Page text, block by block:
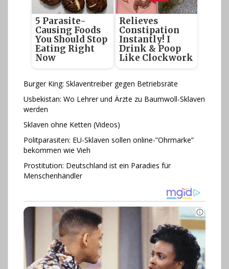
5 Parasite-
Causing Foods
You Should Stop
Eating Right
Now
Relieves
Constipation
Instantly! I
Drink & Poop
Like Clockwork
Burger King: Sklaventreiber gegen Betriebsräte
Usbekistan: Wo Lehrer und Ärzte zu Baumwoll-Sklaven
werden
Sklaven ohne Ketten (Videos)
Politparasiten: EU-Sklaven sollen online-”Ohr­marke”
bekommen wie Vieh
Prostitution: Deutschland ist ein Paradies für
Menschenhändler